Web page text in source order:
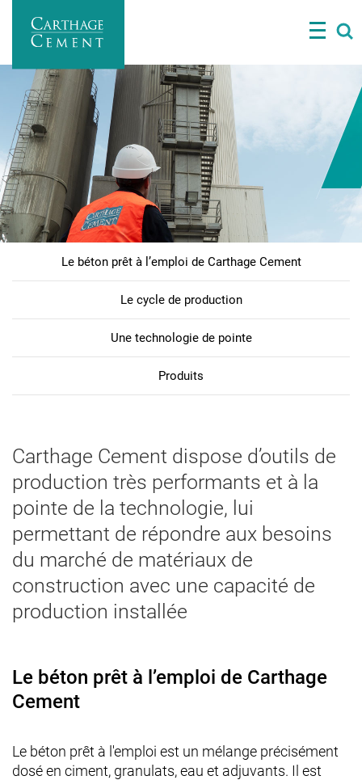
contenu
Main
navigation
beton
Le béton prêt à l’emploi de Carthage Cement
Le cycle de production
Une technologie de pointe
Produits
Carthage Cement dispose d’outils de
production très performants et à la
pointe de la technologie, lui
permettant de répondre aux besoins
du marché de matériaux de
construction avec une capacité de
production installée
Le béton prêt à l’emploi de Carthage
Cement
Le béton prêt à l'emploi est un mélange précisément
dosé en ciment, granulats, eau et adjuvants. Il est